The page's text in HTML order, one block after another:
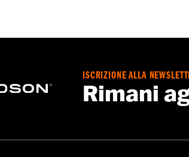
,Protezione inclusa,Tasche per
ISCRIZIONE ALLA
Rimani